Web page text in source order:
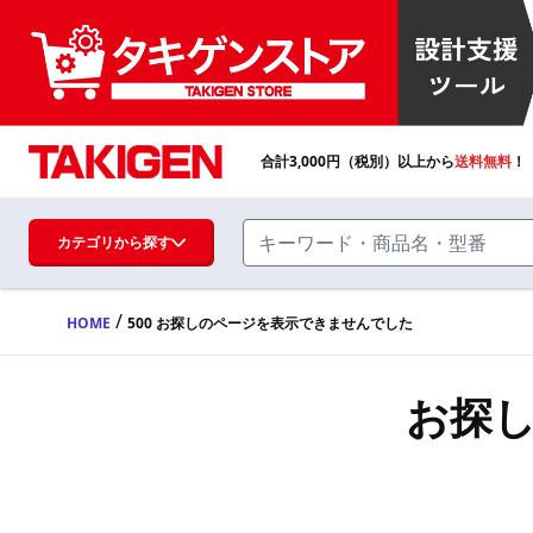
ハンドル・取手・つまみ・周辺機器
FA・A
合計3,000円（税別）以上から送料無料
カテゴリから探す
HOME / 500 お探しのページを表示できませんでした
お探